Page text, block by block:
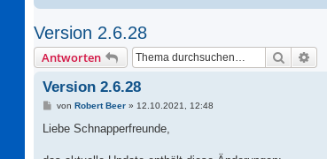
Version 2.6.28
Antworten Suche
Version 2.6.28
B
i
von Robert Beer» 12.10.2021, 12:48
Liebe Schnapperfreunde,